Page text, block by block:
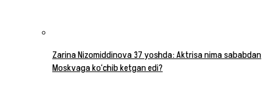
Zarina Nizomiddinova 37 yoshda: Aktrisa nima sababdan
Moskvaga ko‘chib ketgan edi?